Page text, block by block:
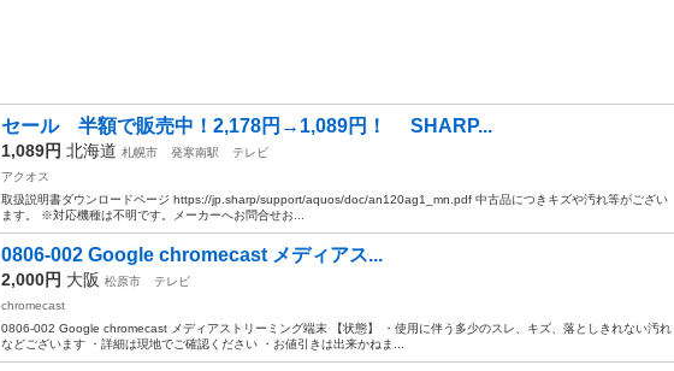
セール 半額で販売中！2,178円→1,089円！ SHARP...
1,089円 北海道 札幌市 発寒南駅
テレビ
アクオス
取扱説明書ダウンロードページ https://jp.sharp/support/aquos/doc/an120ag1_mn.pdf 中古品につきキズや汚れ等がござい
ます。 ※対応機種は不明です。メーカーへお問合せお...
0806-002 Google chromecast メディアス...
2,000円 大阪 松原市
テレビ
chromecast
0806-002 Google chromecast メディアストリーミング端末 【状態】 ・使用に伴う多少のスレ、キズ、落としきれない汚れ
などございます ・詳細は現地でご確認ください ・お値引きは出来かねま...